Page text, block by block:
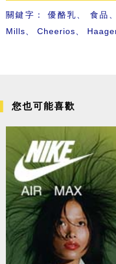
關鍵字：優酪乳、 食品
Mills、 Cheerios、
您也可能喜歡